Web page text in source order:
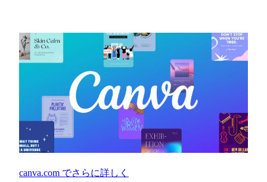
canva.com でさらに詳しく